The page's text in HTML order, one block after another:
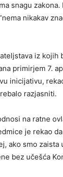
snagu
nikakav
iz kojih
primirjem 7.
inicijativu,
razjasniti.
na ratne
je rekao
ako smo
bez učešća